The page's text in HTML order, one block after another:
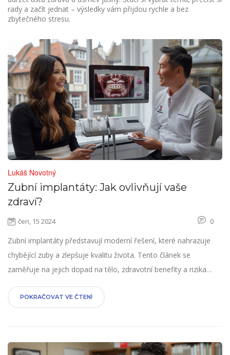
rady a začít jednat – výsledky vám přijdou rychle a bez
zbytečného stresu.
Lukáš Novotný
Zubní implantáty: Jak ovlivňují vaše
zdraví?
čen, 15 2024 0
Zubní implantáty představují moderní řešení, které nahrazuje
chybějící zuby a zlepšuje kvalitu života. Tento článek se
zaměřuje na jejich dopad na tělo, zdravotní benefity a rizika
rady pro správnou péči o implantáty, aby vydržely co nejdéle.
POKRAČOVAT VE ČTENÍ